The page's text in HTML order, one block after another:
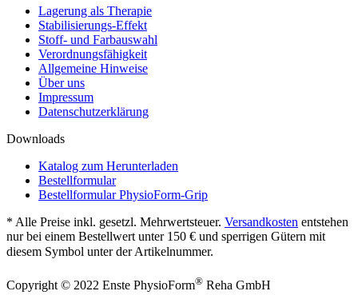
Lagerung als Therapie
Stabilisierungs-Effekt
Stoff- und Farbauswahl
Verordnungsfähigkeit
Allgemeine Hinweise
Über uns
Impressum
Datenschutzerklärung
Downloads
Katalog zum Herunterladen
Bestellformular
Bestellformular PhysioForm-Grip
* Alle Preise inkl. gesetzl. Mehrwertsteuer. Versandkosten entstehen
nur bei einem Bestellwert unter 150 € und sperrigen Gütern mit
diesem Symbol unter der Artikelnummer.
Copyright © 2022 Enste PhysioForm® Reha GmbH